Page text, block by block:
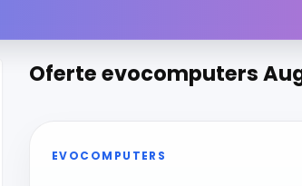
Oferte evocomputers
EVOCOMPUTERS